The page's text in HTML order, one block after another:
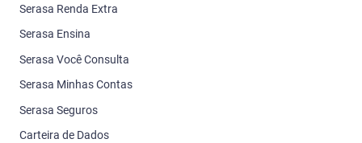
Serasa Renda Extra
Serasa Ensina
Serasa Você Consulta
Serasa Minhas Contas
Serasa Seguros
Carteira de Dados